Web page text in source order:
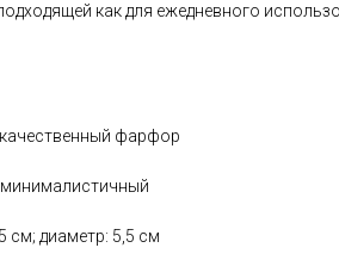
как для ежедневного
фарфор
минималистичный
см; диаметр: 5,5 см